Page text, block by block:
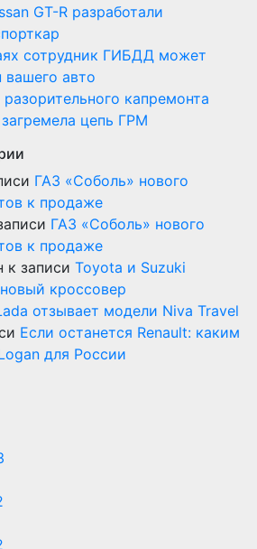
GT-R разработали
сотрудник ГИБДД может
вашего авто
капремонта
цепь ГРМ
ГАЗ «Соболь» нового
к продаже
ГАЗ «Соболь» нового
к продаже
к записи Toyota и Suzuki
кроссовер
отзывает модели Niva Travel
Если останется Renault: каким
для России